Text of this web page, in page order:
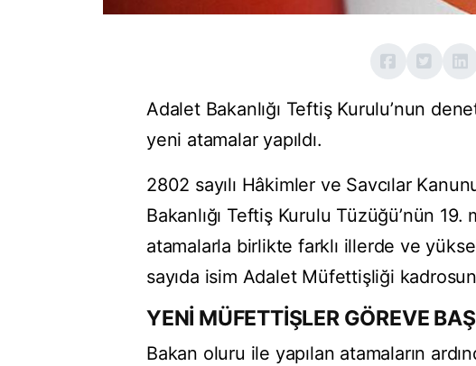
Adalet Bakanlığı Teftiş Kurulu’nun
yeni atamalar yapıldı.
2802 sayılı Hâkimler ve Savcılar
Bakanlığı Teftiş Kurulu Tüzüğü’nün
atamalarla birlikte farklı illerde ve
sayıda isim Adalet Müfettişliği
YENİ MÜFETTİŞLER GÖREVE
Bakan oluru ile yapılan atamaların